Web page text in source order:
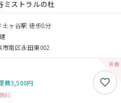
ミストラルの杜
ヶ谷駅 徒歩8分
南区永田東002
費3,500円
料